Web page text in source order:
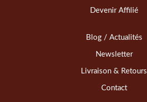
Devenir Affilié
Blog / Actualités
Newsletter
Livraison & Retours
Contact